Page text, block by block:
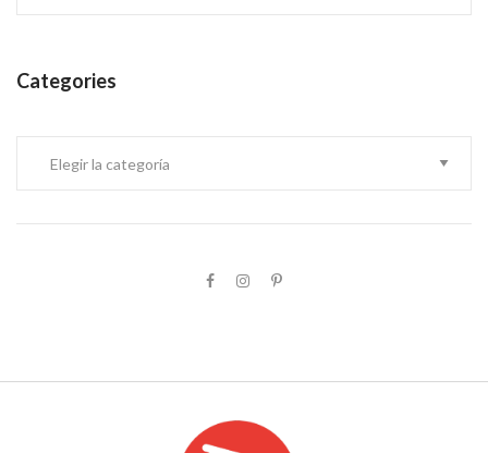
Categories
Categories